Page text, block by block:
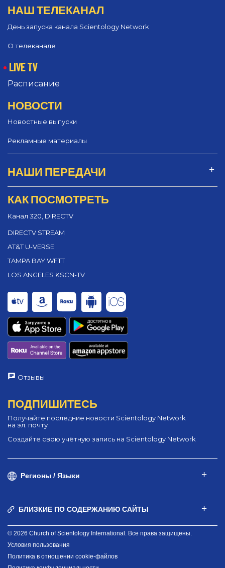
НАШ ТЕЛЕКАНАЛ
День запуска канала Scientology Network
О телеканале
LIVE TV
Расписание
НОВОСТИ
Новостные выпуски
Рекламные материалы
НАШИ ПЕРЕДАЧИ
КАК ПОСМОТРЕТЬ
Канал 320, DIRECTV
DIRECTV STREAM
AT&T U-VERSE
TAMPA BAY WFTT
LOS ANGELES KSCN-TV
Отзывы
ПОДПИШИТЕСЬ
Получайте последние новости Scientology Network
на эл. почту
Создайте свою учётную запись на Scientology Network
Регионы / Языки
БЛИЗКИЕ ПО СОДЕРЖАНИЮ САЙТЫ
© 2026 Church of Scientology International. Все права защищены.
Условия пользования
Политика в отношении cookie-файлов